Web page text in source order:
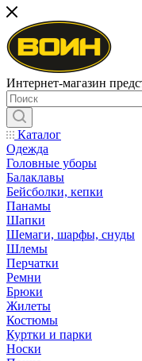
Интернет-магазин
Каталог
Одежда
Головные уборы
Балаклавы
Бейсболки, кепки
Панамы
Шапки
Шемаги, шарфы, снуды
Шлемы
Перчатки
Ремни
Брюки
Жилеты
Костюмы
Куртки и парки
Носки